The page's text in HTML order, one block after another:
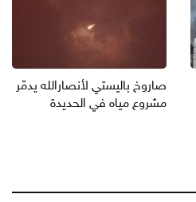
صاروخ باليستي لأنصارالله يدمّر
مشروع مياه في الحديدة